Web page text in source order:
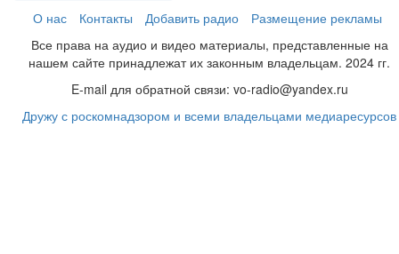
О нас
Контакты Добавить радио
Размещение рекламы
Все права на аудио и видео материалы, представленные на
нашем сайте принадлежат их законным владельцам. 2024 гг.
E-mail для обратной связи: vo-radio@yandex.ru
Дружу с роскомнадзором и всеми владельцами медиаресурсов